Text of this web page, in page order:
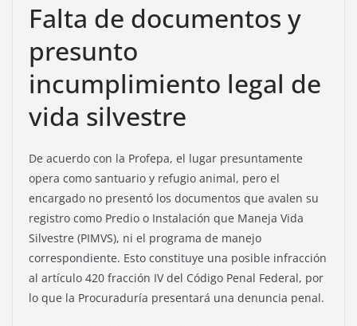
Falta de documentos y
presunto
incumplimiento legal de
vida silvestre
De acuerdo con la Profepa, el lugar presuntamente
opera como santuario y refugio animal, pero el
encargado no presentó los documentos que avalen su
registro como Predio o Instalación que Maneja Vida
Silvestre (PIMVS), ni el programa de manejo
correspondiente. Esto constituye una posible infracción
al artículo 420 fracción IV del Código Penal Federal, por
lo que la Procuraduría presentará una denuncia penal.